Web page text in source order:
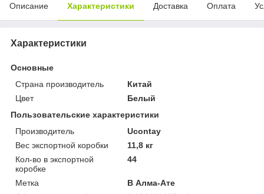
Описание Характеристики Доставка Оплата
Характеристики
Основные
Страна производитель
Китай
Цвет
Белый
Пользовательские характеристики
Производитель
Ucontay
Вес экспортной коробки
11,8 кг
Кол-во в экспортной
коробке
44
Метка
В Алма-Ате